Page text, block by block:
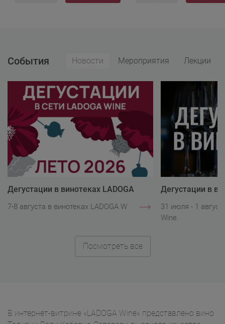
События Новости Мероприятия Лекции
Дегустации в винотеках LADOGA
7-8 августа в винотеках LADOGA Wine.
Дегустации в
31 июля - 1
Wine.
Посмотреть все
В интернет-витрине «LADOGA Wine» представлено вино